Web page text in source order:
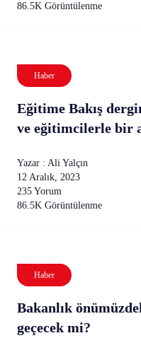
86.5K Görüntülenme
Haber
Eğitime Bakış
ve eğitimcilerle bir
Yazar : Ali Yalçın
12 Aralık, 2023
235 Yorum
86.5K Görüntülenme
Haber
Bakanlık
geçecek mi?